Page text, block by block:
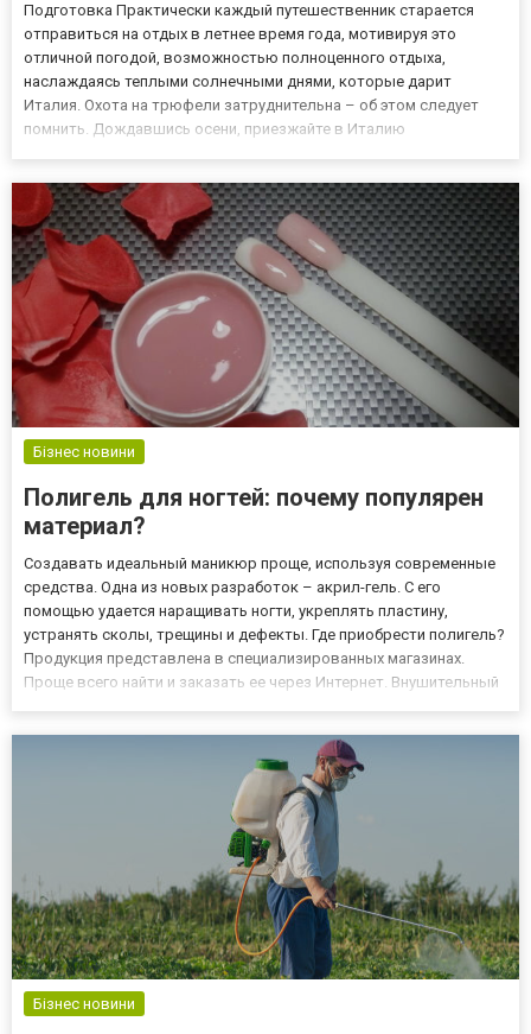
Подготовка Практически каждый путешественник старается
отправиться на отдых в летнее время года, мотивируя это
отличной погодой, возможностью полноценного отдыха,
наслаждаясь теплыми солнечными днями, которые дарит
Италия. Охота на трюфели затруднительна – об этом следует
помнить. Дождавшись осени, приезжайте в Италию
грибников во многих Евро...
Бізнес новини
Полигель для ногтей: почему популярен
материал?
Создавать идеальный маникюр проще, используя современные
средства. Одна из новых разработок – акрил-гель. С его
помощью удается наращивать ногти, укреплять пластину,
устранять сколы, трещины и дефекты. Где приобрести полигель?
Продукция представлена в специализированных магазинах.
Проще всего найти и заказать ее через Интернет. Внушительный
Бізнес новини